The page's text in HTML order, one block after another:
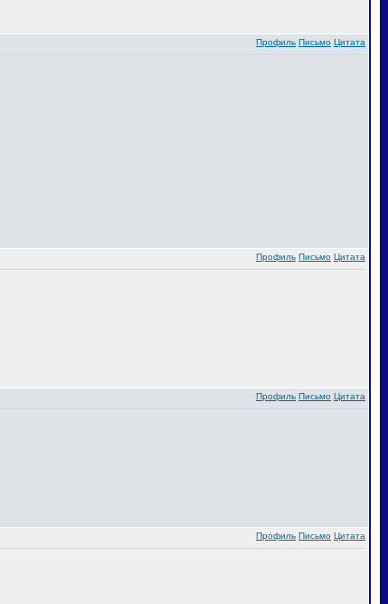
Профиль Письмо Цитата
Профиль Письмо Цитата
Профиль Письмо Цитата
Профиль Письмо Цитата